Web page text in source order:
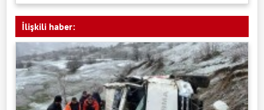
İlişkili haber: